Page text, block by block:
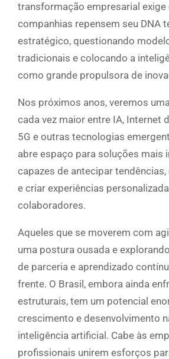
transformação empresarial exige
companhias repensem seu DNA
estratégico, questionando
tradicionais e colocando a
como grande propulsora de
Nos próximos anos, veremos
cada vez maior entre IA, Internet
5G e outras tecnologias
abre espaço para soluções mais
capazes de antecipar
e criar experiências
colaboradores.
Aqueles que se moverem com
uma postura ousada e
de parceria e aprendizado
frente. O Brasil, embora ainda
estruturais, tem um potencial
crescimento e desenvolvimento
inteligência artificial. Cabe às
profissionais unirem esforços